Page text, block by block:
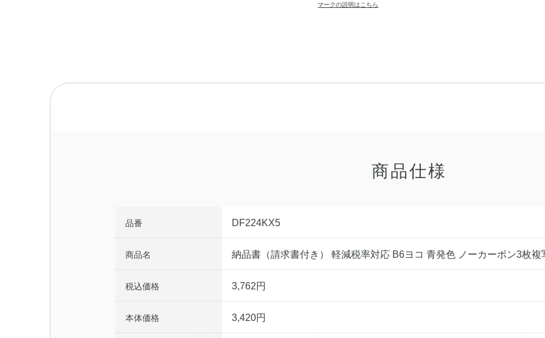
マークの説明はこちら
商品仕様
品番 DF224KX5
商品名 納品書（請求書付き） 軽減税率対応 B6ヨコ 青発色 ノーカーボン3枚複
税込価格 3,762円
本体価格 3,420円